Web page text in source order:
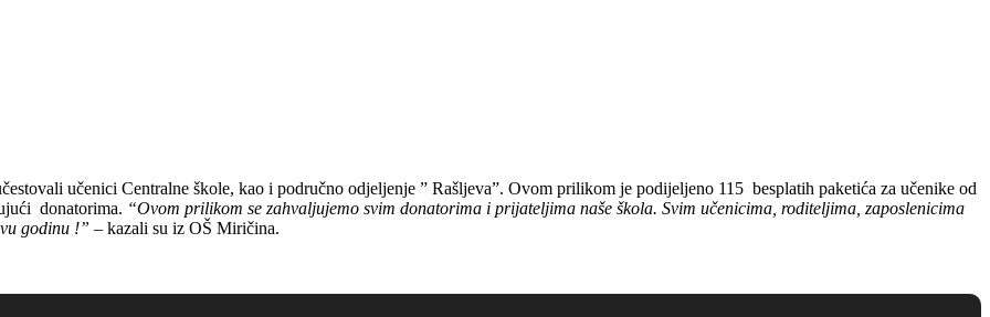
učenici Centralne škole, kao i područno odjeljenje ” Rašljeva”. Ovom prilikom je podijeljeno 115 besplatih paketića za učenike od
donatorima. “Ovom prilikom se zahvaljujemo svim donatorima i prijateljima naše škola. Svim učenicima, roditeljima, zaposlenicima
godinu !” – kazali su iz OŠ Miričina.